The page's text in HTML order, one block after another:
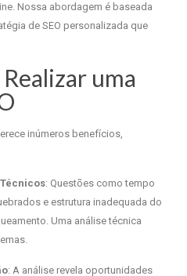
Nossa abordagem é baseada
de SEO personalizada que
uma
inúmeros benefícios,
: Questões como tempo
e estrutura inadequada do
Uma análise técnica
: A análise revela oportunidades